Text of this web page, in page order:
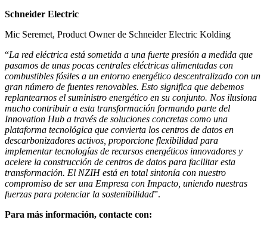
Schneider Electric
Mic Seremet, Product Owner de Schneider Electric Kolding
“La red eléctrica está sometida a una fuerte presión a medida que
pasamos de unas pocas centrales eléctricas alimentadas con
combustibles fósiles a un entorno energético descentralizado con un
gran número de fuentes renovables. Esto significa que debemos
replantearnos el suministro energético en su conjunto. Nos ilusiona
mucho contribuir a esta transformación formando parte del
Innovation Hub a través de soluciones concretas como una
plataforma tecnológica que convierta los centros de datos en
descarbonizadores activos, proporcione flexibilidad para
implementar tecnologías de recursos energéticos innovadores y
acelere la construcción de centros de datos para facilitar esta
transformación. El NZIH está en total sintonía con nuestro
compromiso de ser una Empresa con Impacto, uniendo nuestras
fuerzas para potenciar la sostenibilidad”.
Para más información, contacte con: